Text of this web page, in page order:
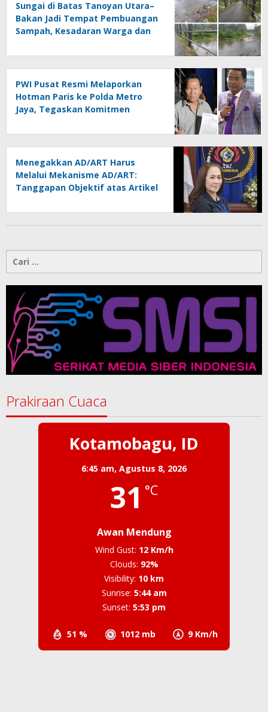
Sungai di Batas Tanoyan Utara–
Bakan Jadi Tempat Pembuangan
Sampah, Kesadaran Warga dan
Dipertanyakan
PWI Pusat Resmi Melaporkan
Hotman Paris ke Polda Metro
Jaya, Tegaskan Komitmen
Menegakkan AD/ART Harus
Melalui Mekanisme AD/ART:
Tanggapan Objektif atas Artikel
Konspirasi Melanggar Aturan”
Cari
Prakiraan Cuaca
Kotamobagu, ID
6:45 am, Agustus 8, 2026
31 °C
Awan Mendung
51 % 1012 mb 9 Km/h
Wind Gust: 12 Km/h
Clouds: 92%
Visibility: 10 km
Sunrise: 5:44 am
Sunset: 5:53 pm